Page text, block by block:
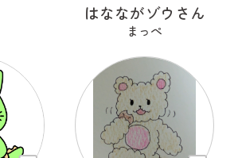
はなながゾウさん
まっぺ